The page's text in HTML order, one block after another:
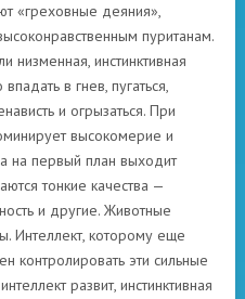
«греховные деяния»,
пуританам.
низменная, инстинктивная
в гнев, пугаться,
и огрызаться. При
высокомерие и
на первый план выходит
тонкие качества —
и другие. Животные
Интеллект, которому еще
контролировать эти сильные
развит, инстинктивная